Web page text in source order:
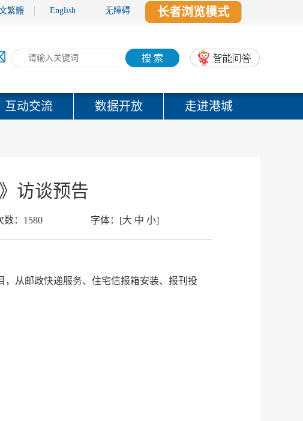
繁體 English 无障碍 长者浏览模式
搜 索
互动交流 数据开放 走进港城
访谈预告
： 1580 字体： [大 中 小]
从邮政快递服务、住宅信报箱安装、报刊投